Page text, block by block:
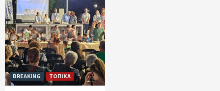
BREAKING ΤΟΠΙΚΑ